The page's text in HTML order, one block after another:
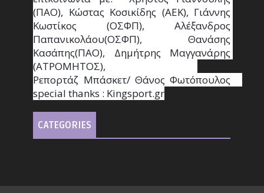
(ΠΑΟ), Κώστας Κοσικίδης (ΑΕΚ), Γιάννης
Κωστίκος (ΟΣΦΠ), Αλέξανδρος
Παπανικολάου(ΟΣΦΠ), Θανάσης
Κασάπης(ΠΑΟ), Δημήτρης Μαγγανάρης
(ΑΤΡΟΜΗΤΟΣ),
Ρεπορτάζ Μπάσκετ/ Θάνος Φωτόπουλος
special thanks : Κingsport.gr
CATEGORIES